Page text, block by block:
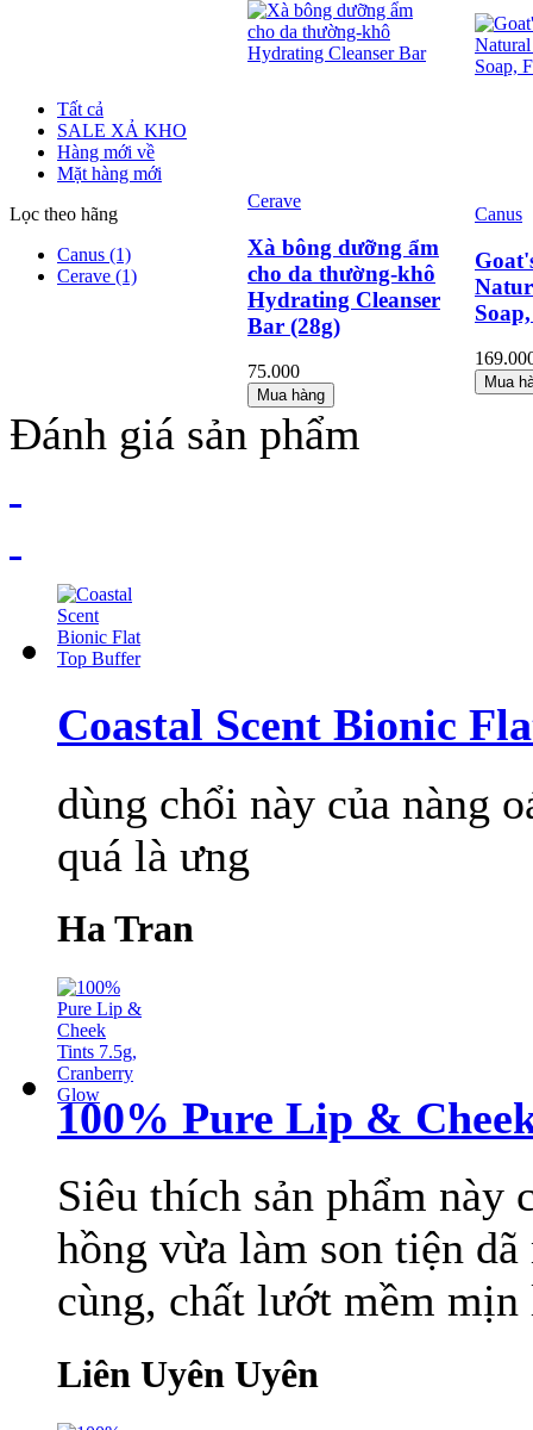
Tất cả
SALE XẢ KHO
Hàng mới về
Mặt hàng mới
Lọc theo hãng
Canus (1)
Cerave (1)
Cerave
Xà bông dưỡng ẩm
cho da thường-khô
Hydrating Cleanser
Bar (28g)
75.000
Mua hàng
Canus
Mua
Đánh giá sản phẩm
Coastal Scent Bionic
dùng chổi này của nàng
quá là ưng
Ha Tran
100% Pure Lip &
Siêu thích sản phẩm này
hồng vừa làm son tiện
cùng, chất lướt mềm
Liên Uyên Uyên